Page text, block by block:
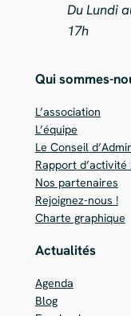
Du Lundi
17h
Qui sommes-
L’association
L’équipe
Le Conseil
Rapport d’activité
Nos partenaires
Rejoignez-nous !
Charte graphique
Actualités
Agenda
Blog